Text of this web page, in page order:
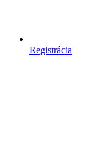
Registrácia